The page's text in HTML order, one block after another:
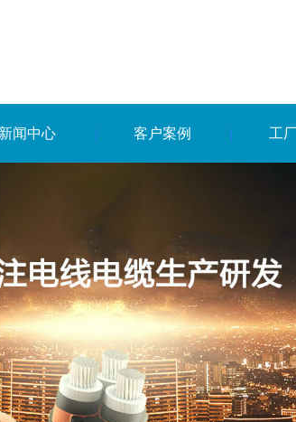
新闻中心 客户案例 工